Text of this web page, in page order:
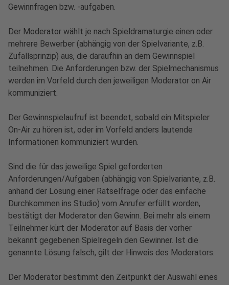
Gewinnfragen bzw. -aufgaben.
Der Moderator wählt je nach Spieldramaturgie einen oder
mehrere Bewerber (abhängig von der Spielvariante, z.B.
Zufallsprinzip) aus, die daraufhin an dem Gewinnspiel
teilnehmen. Die Anforderungen bzw. der Spielmechanismus
werden im Vorfeld durch den jeweiligen Moderator on Air
kommuniziert.
Der Gewinnspielaufruf ist beendet, sobald ein Mitspieler
On-Air zu hören ist, oder im Vorfeld anders lautende
Informationen kommuniziert wurden.
Sind die für das jeweilige Spiel geforderten
Anforderungen/Aufgaben (abhängig von Spielvariante, z.B.
anhand der Lösung einer Rätselfrage oder das einfache
Durchkommen ins Studio) vom Anrufer erfüllt worden,
bestätigt der Moderator den Gewinn. Bei mehr als einem
Teilnehmer kürt der Moderator auf Basis der vorher
bekannt gegebenen Spielregeln den Gewinner. Ist die
genannte Lösung falsch, gilt der Hinweis des Moderators.
Der Moderator bestimmt den Zeitpunkt der Auswahl eines